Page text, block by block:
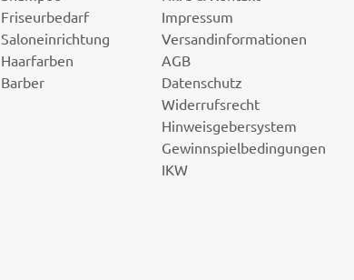
Friseurbedarf
Saloneinrichtung
Haarfarben
Barber
Impressum
Versandinformationen
AGB
Datenschutz
Widerrufsrecht
Hinweisgebersystem
Gewinnspielbedingungen
IKW